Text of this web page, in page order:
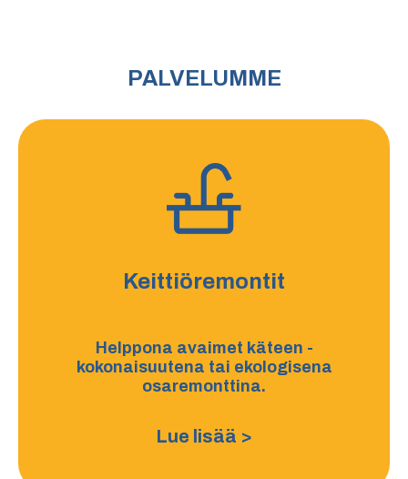
PALVELUMME
Keittiöremontit
Helppona avaimet käteen -
kokonaisuutena tai ekologisena
osaremonttina.
Lue lisää >